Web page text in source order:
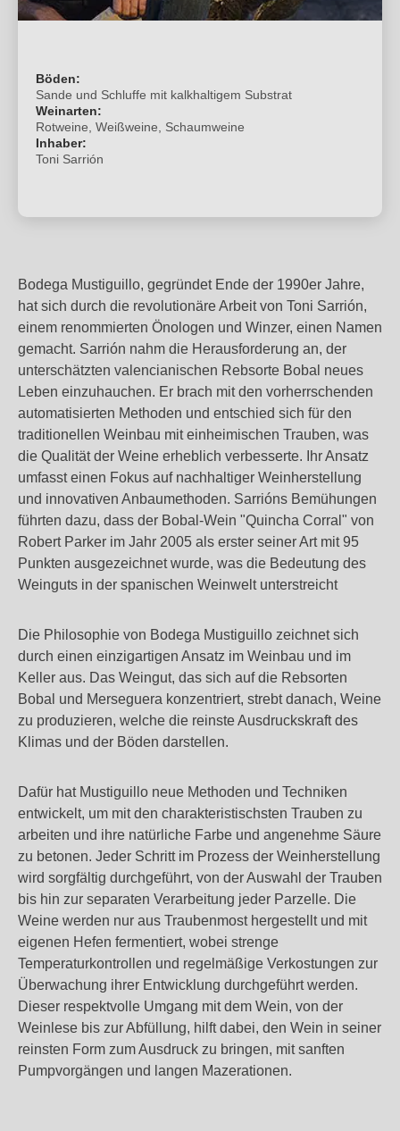
Böden:
Sande und Schluffe mit kalkhaltigem Substrat
Weinarten:
Rotweine, Weißweine, Schaumweine
Inhaber:
Toni Sarrión
Bodega Mustiguillo, gegründet Ende der 1990er Jahre,
hat sich durch die revolutionäre Arbeit von Toni Sarrión,
einem renommierten Önologen und Winzer, einen Namen
gemacht. Sarrión nahm die Herausforderung an, der
unterschätzten valencianischen Rebsorte Bobal neues
Leben einzuhauchen. Er brach mit den vorherrschenden
automatisierten Methoden und entschied sich für den
traditionellen Weinbau mit einheimischen Trauben, was
die Qualität der Weine erheblich verbesserte. Ihr Ansatz
umfasst einen Fokus auf nachhaltiger Weinherstellung
und innovativen Anbaumethoden. Sarrións Bemühungen
führten dazu, dass der Bobal-Wein "Quincha Corral" von
Robert Parker im Jahr 2005 als erster seiner Art mit 95
Punkten ausgezeichnet wurde, was die Bedeutung des
Weinguts in der spanischen Weinwelt unterstreicht
Die Philosophie von Bodega Mustiguillo zeichnet sich
durch einen einzigartigen Ansatz im Weinbau und im
Keller aus. Das Weingut, das sich auf die Rebsorten
Bobal und Merseguera konzentriert, strebt danach, Weine
zu produzieren, welche die reinste Ausdruckskraft des
Klimas und der Böden darstellen.
Dafür hat Mustiguillo neue Methoden und Techniken
entwickelt, um mit den charakteristischsten Trauben zu
arbeiten und ihre natürliche Farbe und angenehme Säure
zu betonen. Jeder Schritt im Prozess der Weinherstellung
wird sorgfältig durchgeführt, von der Auswahl der Trauben
bis hin zur separaten Verarbeitung jeder Parzelle. Die
Weine werden nur aus Traubenmost hergestellt und mit
eigenen Hefen fermentiert, wobei strenge
Temperaturkontrollen und regelmäßige Verkostungen zur
Überwachung ihrer Entwicklung durchgeführt werden.
Dieser respektvolle Umgang mit dem Wein, von der
Weinlese bis zur Abfüllung, hilft dabei, den Wein in seiner
reinsten Form zum Ausdruck zu bringen, mit sanften
Pumpvorgängen und langen Mazerationen.